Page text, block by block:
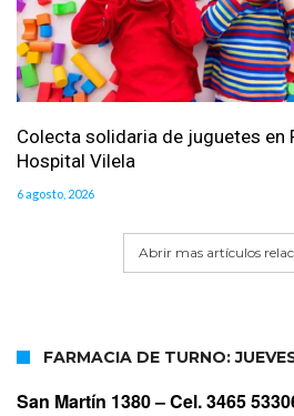
Colecta solidaria de juguetes en
Hospital Vilela
6 agosto, 2026
Abrir mas artículos
FARMACIA DE TURNO:
San Martín 1380 –Cel. 3465